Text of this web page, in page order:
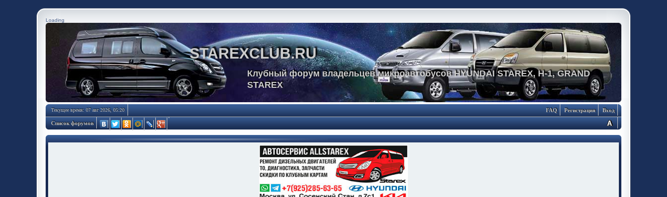
Loading
STAREXCLUB.RU
Клубный форум владельцев микроавтобусов HYUNDAI STAREX, H-1, GRAND
STAREX
Текущее время: 07 авг 2026, 05:20 Вход
Регистрация
FAQ
Список форумов